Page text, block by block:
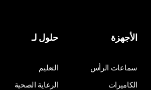
هل تحتاج إلى إجابة؟
أرسِل سؤالاً
الأجهزة
سماعات الرأس
الكاميرات
حلول لـ
التعليم
الرعاية الصحية